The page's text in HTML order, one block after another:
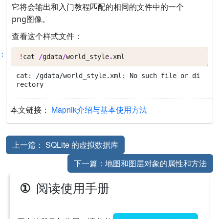
它将会输出和入门教程匹配的相同的文件中的一个
png图像。
查看这个样式文件：
! cat /gdata/world_style.xml
cat: /gdata/world_style.xml: No such file or di
本文链接： Mapnik介绍与基本使用方法
上一篇： SQLite 的虚拟数据库
下一篇：地图和图层对象的属性和方法
① 阅读使用手册